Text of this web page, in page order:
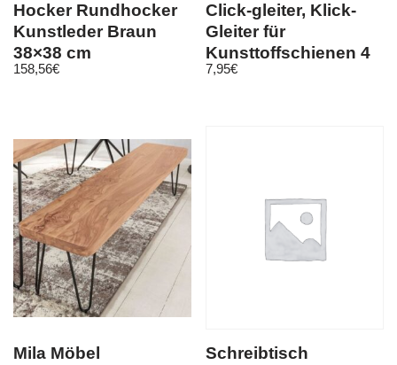
Hocker Rundhocker
Kunstleder Braun
38×38 cm
158,56€
Click-gleiter, Klick-
Gleiter für
Kunsttoffschienen 4
mm HC91
7,95€
Mila Möbel Schreibtisch